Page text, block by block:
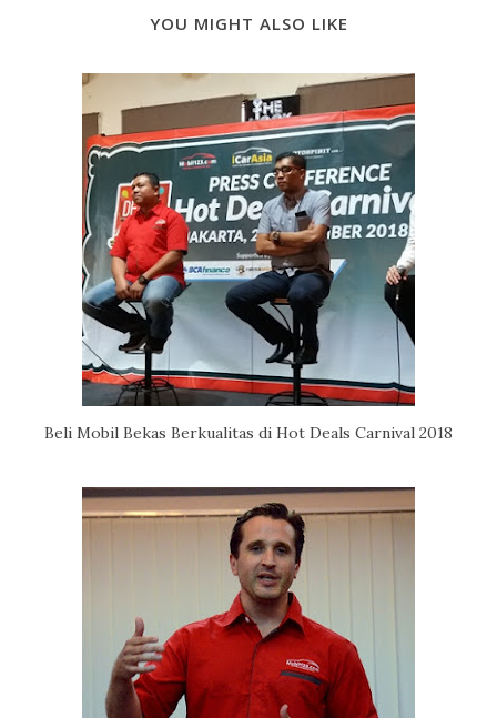
YOU MIGHT ALSO LIKE
Beli Mobil Bekas Berkualitas di Hot Deals Carnival 2018